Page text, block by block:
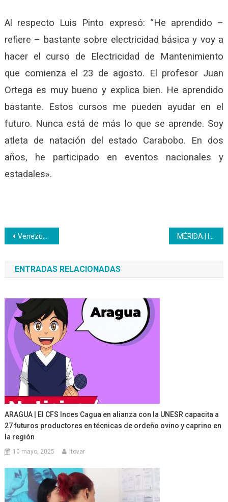
Al respecto Luis Pinto expresó: “He aprendido –
refiere – bastante sobre electricidad básica y voy a
hacer el curso de Electricidad de Mantenimiento
que comienza el 23 de agosto. El profesor Juan
Ortega es muy bueno y explica bien. He aprendido
bastante. Estos cursos me pueden ayudar en el
futuro. Nunca está de más lo que se aprende. Soy
atleta de natación del estado Carabobo. En dos
años, he participado en eventos nacionales y
estadales».
Navegación
de
entradas
Venezuela participó en el VII Congreso Nacional de Docentes de la Educación Técnica
ENTRADAS RELACIONADAS
ARAGUA | El CFS Inces Cagua en alianza con la UNESR capacita a
27 futuros productores en técnicas de ordeño ovino y caprino en
la región
10 mayo, 2025 ltovar